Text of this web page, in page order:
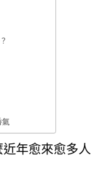
氣
年愈來愈多人